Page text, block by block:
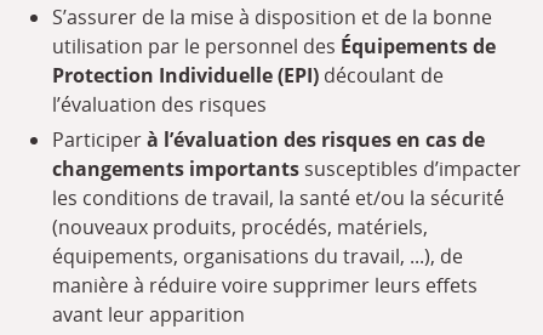
S’assurer de la mise à disposition et de la bonne
utilisation par le personnel des Équipements de
Protection Individuelle (EPI)découlant de
l’évaluation des risques
Participerà l’évaluation des risques en cas de
changements importantssusceptibles d’impacter
les conditions de travail, la santé et/ou la sécurité́
(nouveaux produits, procédés, matériels,
équipements, organisations du travail, ...), de
manière à réduire voire supprimer leurs effets
avant leur apparition